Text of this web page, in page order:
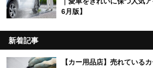
6月版】
新着記事
【カー用品店】売れている